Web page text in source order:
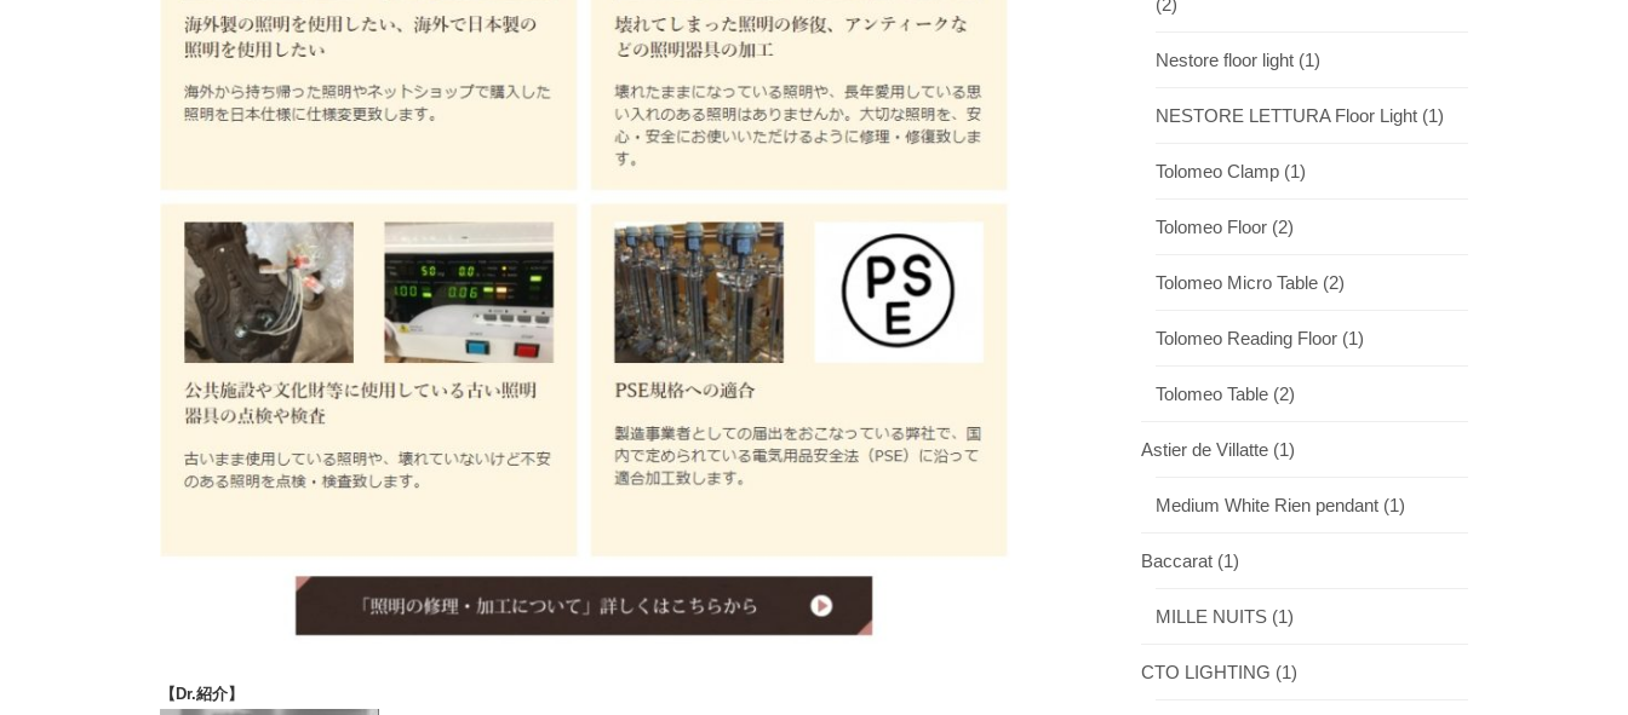
【Dr.紹介】
Nestore floor light (1)
NESTORE LETTURA Floor Light (1)
Tolomeo Clamp (1)
Tolomeo Floor (2)
Tolomeo Micro Table (2)
Tolomeo Reading Floor (1)
Tolomeo Table (2)
Astier de Villatte (1)
Medium White Rien pendant (1)
Baccarat (1)
MILLE NUITS (1)
CTO LIGHTING (1)